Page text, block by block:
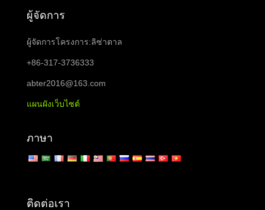
ผู้จัดการ
ผู้จัดการโครงการ:ลิซ่าตาล
+86-317-3736333
abter2016@163.com
แผนผังเว็บไซต์
ภาษา
ติดต่อเรา